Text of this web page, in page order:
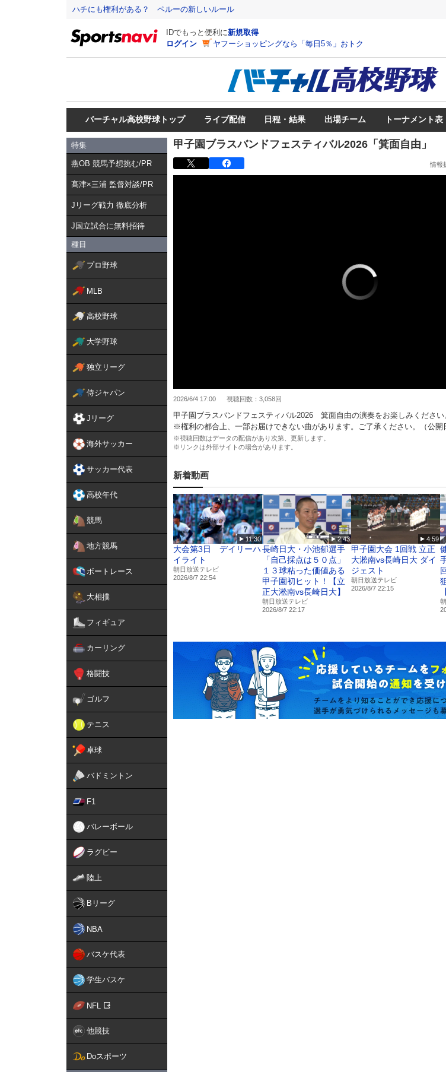
ハチにも権利がある？ ペルーの新しいルール
IDでもっと便利に新規取得
ログイン
ヤフーショッピングなら「毎日5％」おトク
バーチャル高校野球トップ ライブ配信 日程・結果 出場チーム トーナメント表
特集
燕OB 競馬予想挑む/PR
髙津×三浦 監督対談/PR
Jリーグ戦力 徹底分析
J国立試合に無料招待
種目
プロ野球
MLB
高校野球
大学野球
独立リーグ
侍ジャパン
Jリーグ
海外サッカー
サッカー代表
高校年代
競馬
地方競馬
ボートレース
大相撲
フィギュア
カーリング
格闘技
ゴルフ
テニス
卓球
バドミントン
F1
バレーボール
ラグビー
陸上
Bリーグ
NBA
バスケ代表
学生バスケ
NFL
他競技
Doスポーツ
甲子園ブラスバンドフェスティバル2026「箕面自由」
2026/6/4 17:00 視聴回数：3,058回
甲子園ブラスバンドフェスティバル2026 箕面自由の演奏をお楽しみください
※権利の都合上、一部お届けできない曲があります。ご了承ください。（公開
※視聴回数はデータの配信があり次第、更新します。
※リンクは外部サイトの場合があります。
新着動画
11:30
大会第3日 デイリーハ
イライト
朝日放送テレビ
2026/8/7 22:54
2:43
長崎日大・小池郁選手
「自己採点は５０点」
１３球粘った価値ある
甲子園初ヒット！【立
正大淞南vs長崎日大】
朝日放送テレビ
2026/8/7 22:17
4:59
甲子園大会 1回戦 立正
大淞南vs長崎日大 ダイ
ジェスト
朝日放送テレビ
2026/8/7 22:15